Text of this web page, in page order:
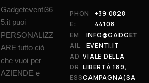
Gadgeteventi36
5.it puoi
PERSONALIZZ
ARE tutto ciò
che vuoi per
AZIENDE e
PHON
E:
+39 0828
44108
EM
AIL:
INFO@GADGET
EVENTI.IT
AD
DR
ESS
VIALE DELLA
LIBERTÀ 189,
CAMPAGNA(SA